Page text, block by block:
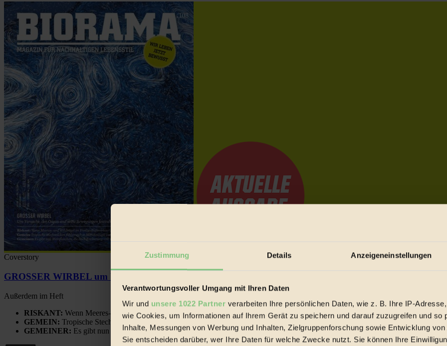
Zustimmung Details Anzeigeneinstellungen
Verantwortungsvoller Umgang mit Ihren Daten
Wir und unsere 1022 Partner verarbeiten Ihre persönlichen Daten, wie z. B. Ihre IP-
wie Cookies, um Informationen auf Ihrem Gerät zu speichern und darauf zuzugreifen und so
Inhalte, Messungen von Werbung und Inhalten, Zielgruppenforschung sowie Entwicklung
Sie entscheiden darüber, wer Ihre Daten für welche Zwecke nutzt. Sie können Ihre
Coverstory
GROSSER WIRBEL um Versuche, den Ozean und seine Bewegungen festzuhalten.
Außerdem im Heft
RISKANT: Wenn Meeres- und Wildvögel im Freilandhühnerbetrieb vorbeischauen.
GEMEIN: Tropische Stechmücken fühlen sich in Mitteleuropa inziwschen oft zu Hause.
GEMEINER: Es gibt nun Weinflaschen, die nach Entleerung voll wieder zu dir zurückkommen.